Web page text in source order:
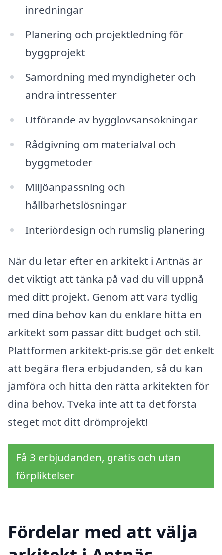
inredningar
Planering och projektledning för
byggprojekt
Samordning med myndigheter och
andra intressenter
Utförande av bygglovsansökningar
Rådgivning om materialval och
byggmetoder
Miljöanpassning och
hållbarhetslösningar
Interiördesign och rumslig planering
När du letar efter en arkitekt i Antnäs är
det viktigt att tänka på vad du vill uppnå
med ditt projekt. Genom att vara tydlig
med dina behov kan du enklare hitta en
arkitekt som passar ditt budget och stil.
Plattformen arkitekt-pris.se gör det enkelt
att begära flera erbjudanden, så du kan
jämföra och hitta den rätta arkitekten för
dina behov. Tveka inte att ta det första
steget mot ditt drömprojekt!
Få 3 erbjudanden, gratis och utan
förpliktelser
Fördelar med att välja